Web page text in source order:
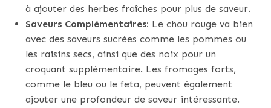
à ajouter des herbes fraîches pour plus de saveur.
Saveurs Complémentaires: Le chou rouge va bien
avec des saveurs sucrées comme les pommes ou
les raisins secs, ainsi que des noix pour un
croquant supplémentaire. Les fromages forts,
comme le bleu ou le feta, peuvent également
ajouter une profondeur de saveur intéressante.